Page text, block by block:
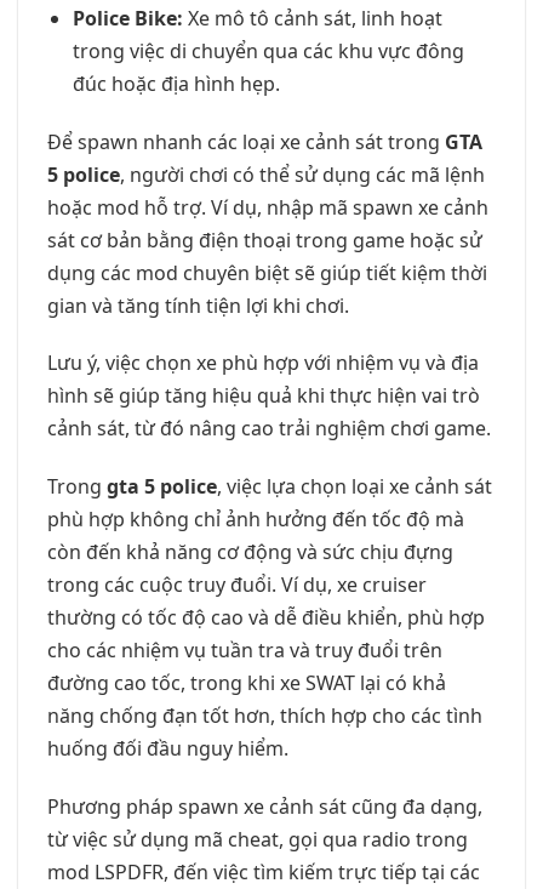
Police Bike: Xe mô tô cảnh sát, linh hoạt
trong việc di chuyển qua các khu vực đông
đúc hoặc địa hình hẹp.
Để spawn nhanh các loại xe cảnh sát trong GTA
5 police, người chơi có thể sử dụng các mã lệnh
hoặc mod hỗ trợ. Ví dụ, nhập mã spawn xe cảnh
sát cơ bản bằng điện thoại trong game hoặc sử
dụng các mod chuyên biệt sẽ giúp tiết kiệm thời
gian và tăng tính tiện lợi khi chơi.
Lưu ý, việc chọn xe phù hợp với nhiệm vụ và địa
hình sẽ giúp tăng hiệu quả khi thực hiện vai trò
cảnh sát, từ đó nâng cao trải nghiệm chơi game.
Trong gta 5 police, việc lựa chọn loại xe cảnh sát
phù hợp không chỉ ảnh hưởng đến tốc độ mà
còn đến khả năng cơ động và sức chịu đựng
trong các cuộc truy đuổi. Ví dụ, xe cruiser
thường có tốc độ cao và dễ điều khiển, phù hợp
cho các nhiệm vụ tuần tra và truy đuổi trên
đường cao tốc, trong khi xe SWAT lại có khả
năng chống đạn tốt hơn, thích hợp cho các tình
huống đối đầu nguy hiểm.
Phương pháp spawn xe cảnh sát cũng đa dạng,
từ việc sử dụng mã cheat, gọi qua radio trong
mod LSPDFR, đến việc tìm kiếm trực tiếp tại các